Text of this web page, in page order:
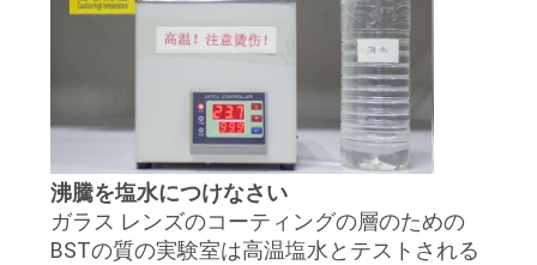
沸騰を塩水につけなさい
ガラス レンズのコーティングの層のための
BSTの質の実験室は高温塩水とテストされる